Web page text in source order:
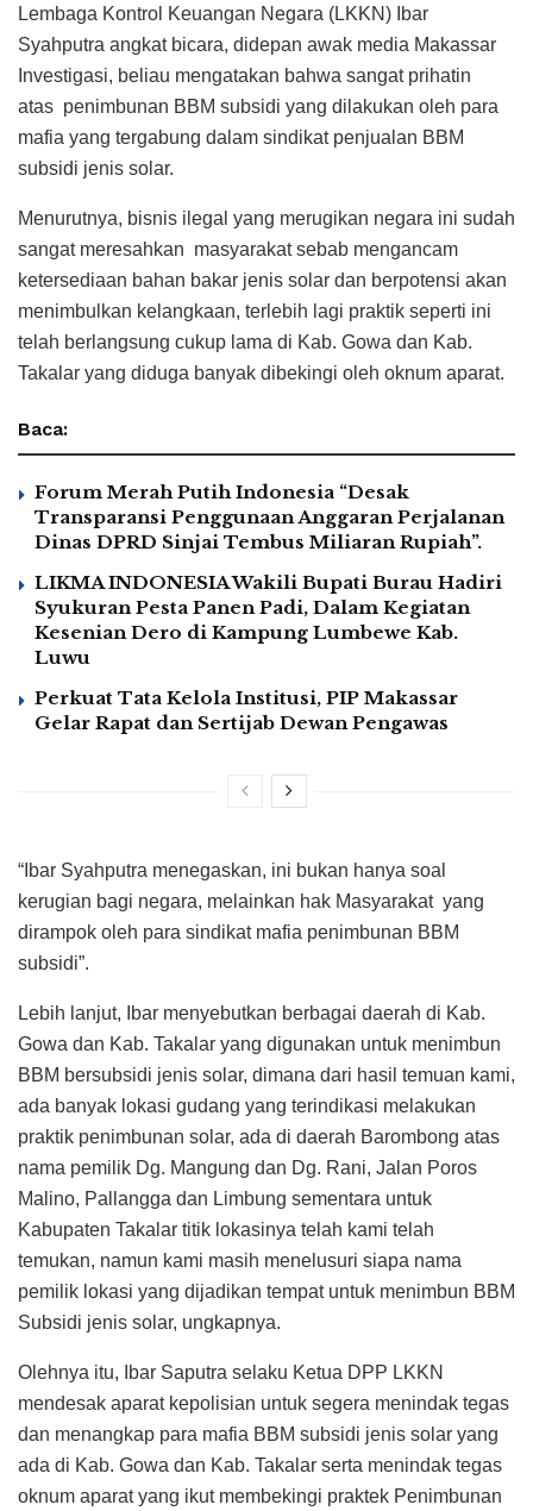
Lembaga Kontrol Keuangan Negara (LKKN) Ibar
Syahputra angkat bicara, didepan awak media Makassar
Investigasi, beliau mengatakan bahwa sangat prihatin
atas penimbunan BBM subsidi yang dilakukan oleh para
mafia yang tergabung dalam sindikat penjualan BBM
subsidi jenis solar.
Menurutnya, bisnis ilegal yang merugikan negara ini sudah
sangat meresahkan masyarakat sebab mengancam
ketersediaan bahan bakar jenis solar dan berpotensi akan
menimbulkan kelangkaan, terlebih lagi praktik seperti ini
telah berlangsung cukup lama di Kab. Gowa dan Kab.
Takalar yang diduga banyak dibekingi oleh oknum aparat.
Baca:
Forum Merah Putih Indonesia “Desak
Transparansi Penggunaan Anggaran Perjalanan
Dinas DPRD Sinjai Tembus Miliaran Rupiah”.
LIKMA INDONESIA Wakili Bupati Burau Hadiri
Syukuran Pesta Panen Padi, Dalam Kegiatan
Kesenian Dero di Kampung Lumbewe Kab.
Luwu
Perkuat Tata Kelola Institusi, PIP Makassar
Gelar Rapat dan Sertijab Dewan Pengawas
“Ibar Syahputra menegaskan, ini bukan hanya soal
kerugian bagi negara, melainkan hak Masyarakat yang
dirampok oleh para sindikat mafia penimbunan BBM
subsidi”.
Lebih lanjut, Ibar menyebutkan berbagai daerah di Kab.
Gowa dan Kab. Takalar yang digunakan untuk menimbun
BBM bersubsidi jenis solar, dimana dari hasil temuan kami,
ada banyak lokasi gudang yang terindikasi melakukan
praktik penimbunan solar, ada di daerah Barombong atas
nama pemilik Dg. Mangung dan Dg. Rani, Jalan Poros
Malino, Pallangga dan Limbung sementara untuk
Kabupaten Takalar titik lokasinya telah kami telah
temukan, namun kami masih menelusuri siapa nama
pemilik lokasi yang dijadikan tempat untuk menimbun BBM
Subsidi jenis solar, ungkapnya.
Olehnya itu, Ibar Saputra selaku Ketua DPP LKKN
mendesak aparat kepolisian untuk segera menindak tegas
dan menangkap para mafia BBM subsidi jenis solar yang
ada di Kab. Gowa dan Kab. Takalar serta menindak tegas
oknum aparat yang ikut membekingi praktek Penimbunan